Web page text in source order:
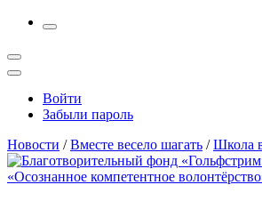
More
Открыть
поиск
Профиль
Войти
Забыли пароль
Новости /Вместе весело шагать /Школа